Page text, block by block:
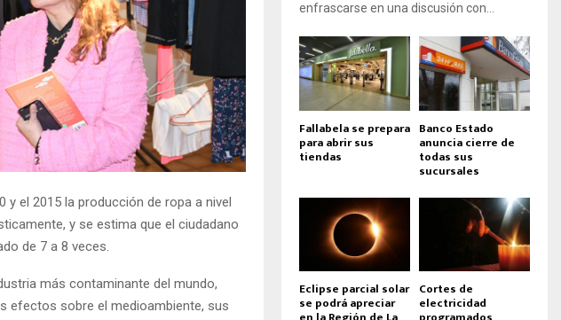
y el 2015 la producción de ropa a nivel
y se estima que el ciudadano
de 7 a 8 veces.
más contaminante del mundo,
efectos sobre el medioambiente, sus
enfrascarse en una discusión con...
Fallabela se prepara
para abrir sus
tiendas
Banco Estado
anuncia cierre de
todas sus
sucursales
Eclipse parcial solar
se podrá apreciar
Cortes de
electricidad